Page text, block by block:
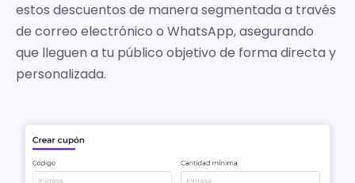
estos descuentos de manera segmentada a través
de correo electrónico o WhatsApp, asegurando
que lleguen a tu público objetivo de forma directa y
personalizada.